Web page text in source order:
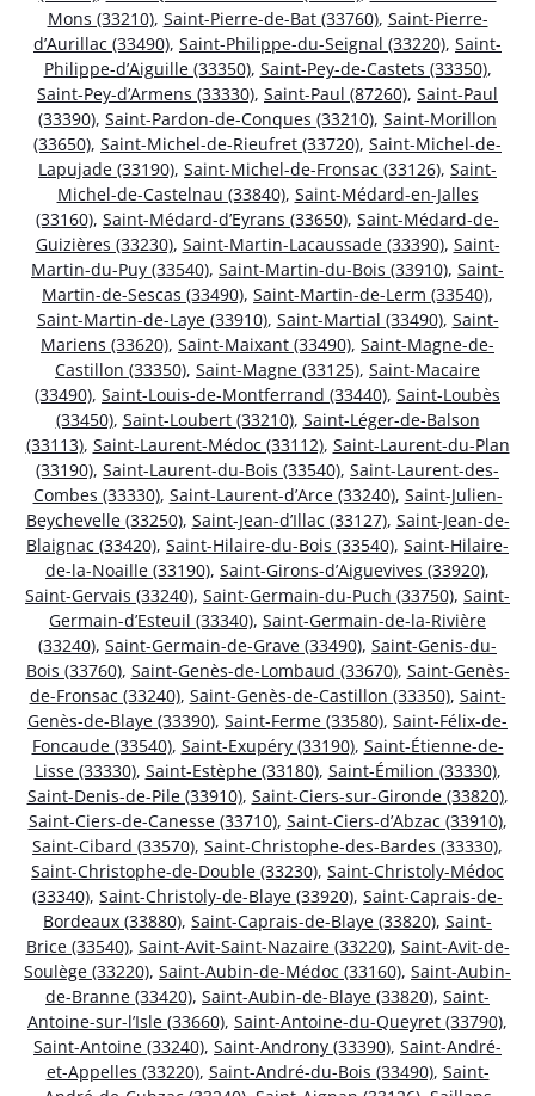
Mons (33210), Saint-Pierre-de-Bat (33760), Saint-Pierre-
d’Aurillac (33490), Saint-Philippe-du-Seignal (33220), Saint-
Philippe-d’Aiguille (33350), Saint-Pey-de-Castets (33350),
Saint-Pey-d’Armens (33330), Saint-Paul (87260), Saint-Paul
(33390), Saint-Pardon-de-Conques (33210), Saint-Morillon
(33650), Saint-Michel-de-Rieufret (33720), Saint-Michel-de-
Lapujade (33190), Saint-Michel-de-Fronsac (33126), Saint-
Michel-de-Castelnau (33840), Saint-Médard-en-Jalles
(33160), Saint-Médard-d’Eyrans (33650), Saint-Médard-de-
Guizières (33230), Saint-Martin-Lacaussade (33390), Saint-
Martin-du-Puy (33540), Saint-Martin-du-Bois (33910), Saint-
Martin-de-Sescas (33490), Saint-Martin-de-Lerm (33540),
Saint-Martin-de-Laye (33910), Saint-Martial (33490), Saint-
Mariens (33620), Saint-Maixant (33490), Saint-Magne-de-
Castillon (33350), Saint-Magne (33125), Saint-Macaire
(33490), Saint-Louis-de-Montferrand (33440), Saint-Loubès
(33450), Saint-Loubert (33210), Saint-Léger-de-Balson
(33113), Saint-Laurent-Médoc (33112), Saint-Laurent-du-Plan
(33190), Saint-Laurent-du-Bois (33540), Saint-Laurent-des-
Combes (33330), Saint-Laurent-d’Arce (33240), Saint-Julien-
Beychevelle (33250), Saint-Jean-d’Illac (33127), Saint-Jean-de-
Blaignac (33420), Saint-Hilaire-du-Bois (33540), Saint-Hilaire-
de-la-Noaille (33190), Saint-Girons-d’Aiguevives (33920),
Saint-Gervais (33240), Saint-Germain-du-Puch (33750), Saint-
Germain-d’Esteuil (33340), Saint-Germain-de-la-Rivière
(33240), Saint-Germain-de-Grave (33490), Saint-Genis-du-
Bois (33760), Saint-Genès-de-Lombaud (33670), Saint-Genès-
de-Fronsac (33240), Saint-Genès-de-Castillon (33350), Saint-
Genès-de-Blaye (33390), Saint-Ferme (33580), Saint-Félix-de-
Foncaude (33540), Saint-Exupéry (33190), Saint-Étienne-de-
Lisse (33330), Saint-Estèphe (33180), Saint-Émilion (33330),
Saint-Denis-de-Pile (33910), Saint-Ciers-sur-Gironde (33820),
Saint-Ciers-de-Canesse (33710), Saint-Ciers-d’Abzac (33910),
Saint-Cibard (33570), Saint-Christophe-des-Bardes (33330),
Saint-Christophe-de-Double (33230), Saint-Christoly-Médoc
(33340), Saint-Christoly-de-Blaye (33920), Saint-Caprais-de-
Bordeaux (33880), Saint-Caprais-de-Blaye (33820), Saint-
Brice (33540), Saint-Avit-Saint-Nazaire (33220), Saint-Avit-de-
Soulège (33220), Saint-Aubin-de-Médoc (33160), Saint-Aubin-
de-Branne (33420), Saint-Aubin-de-Blaye (33820), Saint-
Antoine-sur-l’Isle (33660), Saint-Antoine-du-Queyret (33790),
Saint-Antoine (33240), Saint-Androny (33390), Saint-André-
et-Appelles (33220), Saint-André-du-Bois (33490), Saint-